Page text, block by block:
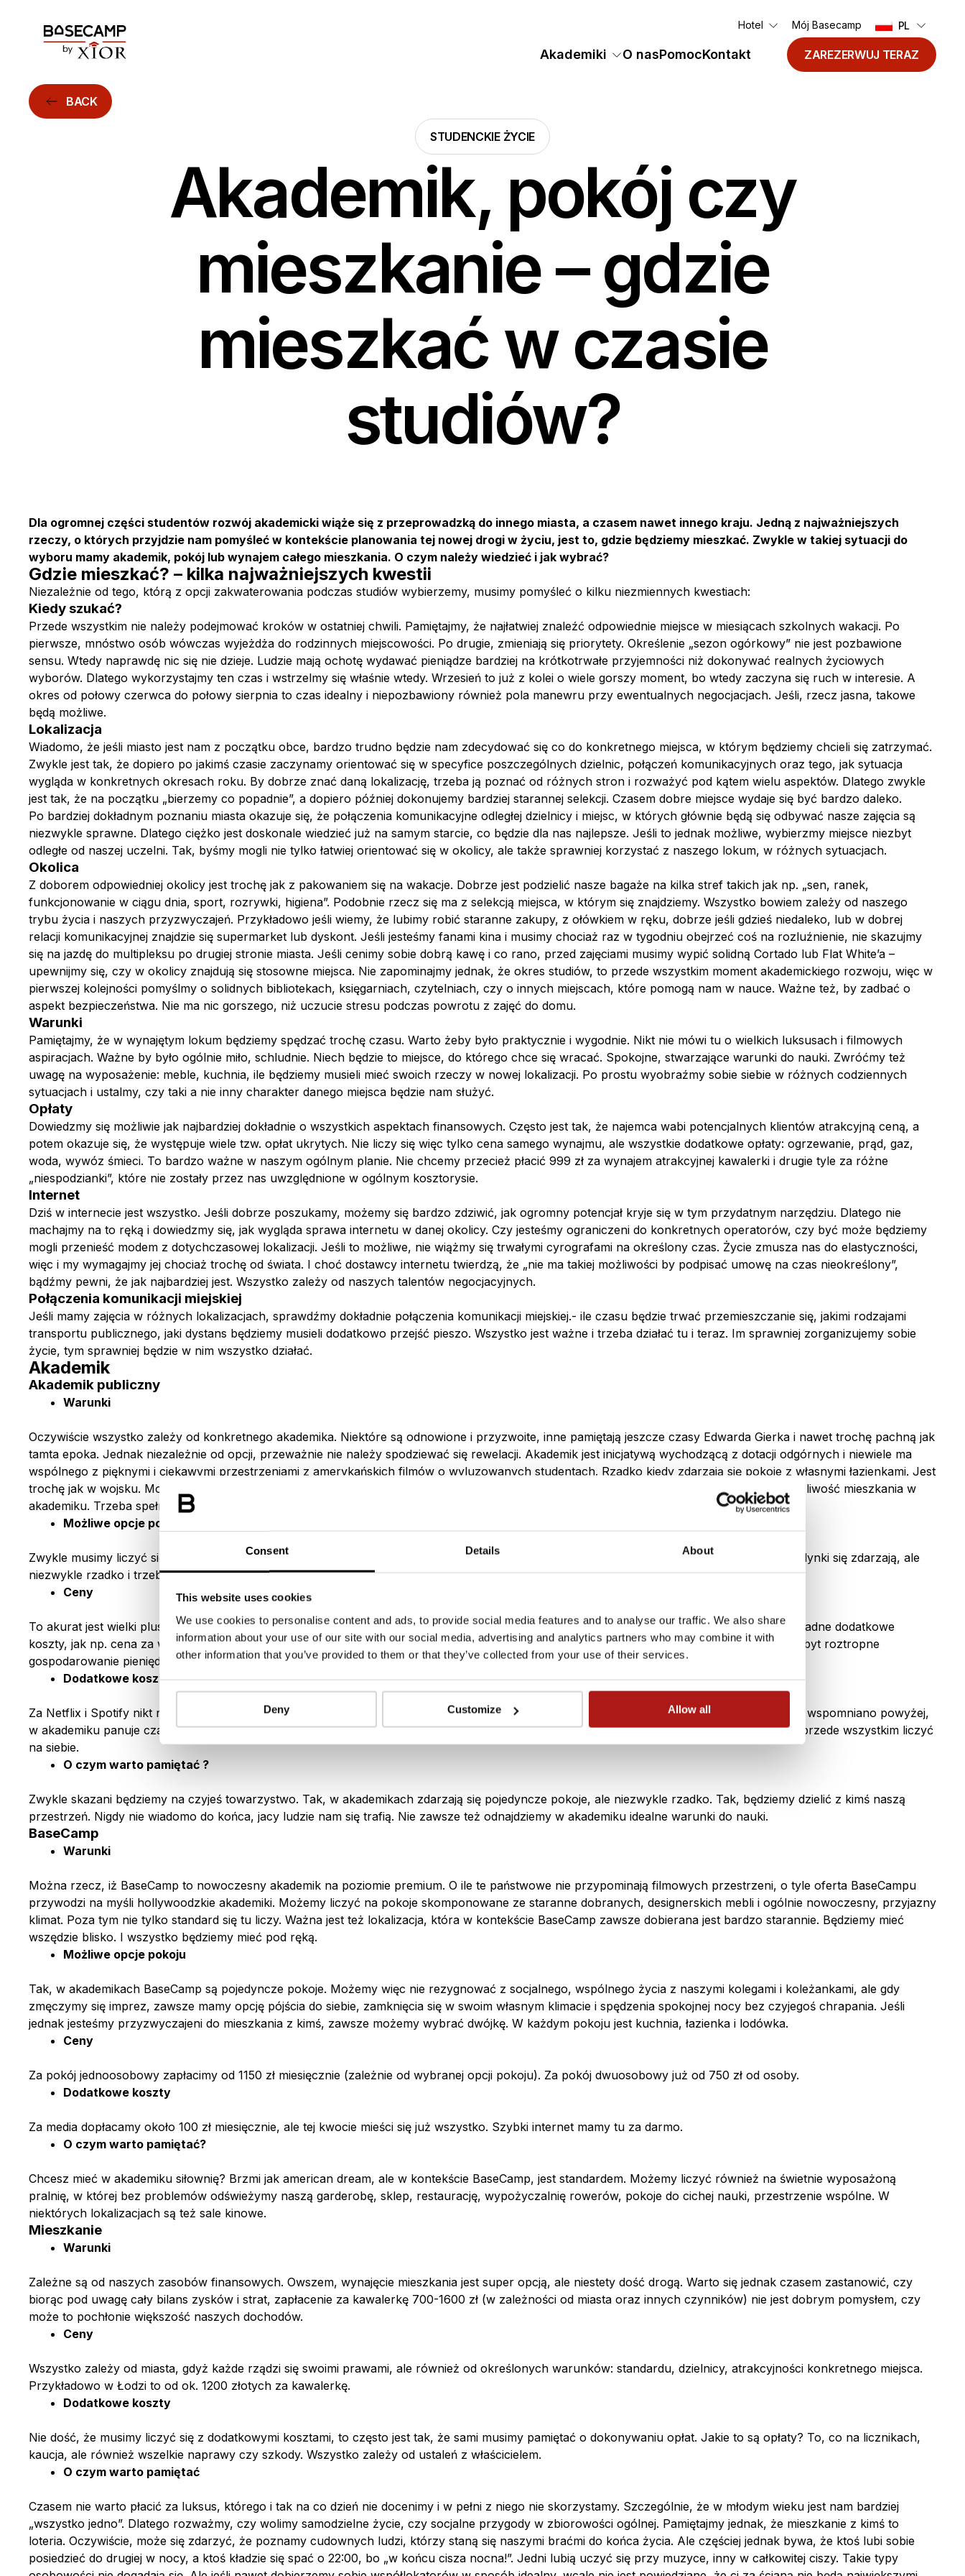
Consent Details About
This website uses cookies
We use cookies to personalise content and ads, to provide social media features and to analyse our traffic. We also share
information about your use of our site with our social media, advertising and analytics partners who may combine it with
other information that you’ve provided to them or that they’ve collected from your use of their services.
Deny Customize Allow all
Hotel Mój Basecamp PL
Akademiki O nasPomocKontakt ZAREZERWUJ TERAZ
Rezerwuj pokój
Wybierz rodzaj pobytu i wprowadź poniżej swoje dane, aby zarezerwować pokój.
Wybierz lokalizację
POLSKA
SWEDEN
Study term/semester*
Data rozpoczęcia
Liczba mieszkańców
Kod promocyjny
Wybierz lokalizację
Przyjazd*
Data rozpoczęcia
Odjazd*
Data zakończenia
Guests
Kod promocyjny
BACK
STUDENCKIE ŻYCIE
Akademik, pokój czy
mieszkanie – gdzie
mieszkać w czasie
studiów?
Dla ogromnej części studentów rozwój akademicki wiąże się z przeprowadzką do innego miasta, a czasem nawet innego kraju. Jedną z najważniejszych
rzeczy, o których przyjdzie nam pomyśleć w kontekście planowania tej nowej drogi w życiu, jest to, gdzie będziemy mieszkać. Zwykle w takiej sytuacji do
wyboru mamy akademik, pokój lub wynajem całego mieszkania. O czym należy wiedzieć i jak wybrać?
Gdzie mieszkać? – kilka najważniejszych kwestii
Niezależnie od tego, którą z opcji zakwaterowania podczas studiów wybierzemy, musimy pomyśleć o kilku niezmiennych kwestiach:
Kiedy szukać?
Przede wszystkim nie należy podejmować kroków w ostatniej chwili. Pamiętajmy, że najłatwiej znaleźć odpowiednie miejsce w miesiącach szkolnych wakacji. Po
pierwsze, mnóstwo osób wówczas wyjeżdża do rodzinnych miejscowości. Po drugie, zmieniają się priorytety. Określenie „sezon ogórkowy” nie jest pozbawione
sensu. Wtedy naprawdę nic się nie dzieje. Ludzie mają ochotę wydawać pieniądze bardziej na krótkotrwałe przyjemności niż dokonywać realnych życiowych
wyborów. Dlatego wykorzystajmy ten czas i wstrzelmy się właśnie wtedy. Wrzesień to już z kolei o wiele gorszy moment, bo wtedy zaczyna się ruch w interesie. A
okres od połowy czerwca do połowy sierpnia to czas idealny i niepozbawiony również pola manewru przy ewentualnych negocjacjach. Jeśli, rzecz jasna, takowe
będą możliwe.
Lokalizacja
Wiadomo, że jeśli miasto jest nam z początku obce, bardzo trudno będzie nam zdecydować się co do konkretnego miejsca, w którym będziemy chcieli się zatrzymać.
Zwykle jest tak, że dopiero po jakimś czasie zaczynamy orientować się w specyfice poszczególnych dzielnic, połączeń komunikacyjnych oraz tego, jak sytuacja
wygląda w konkretnych okresach roku. By dobrze znać daną lokalizację, trzeba ją poznać od różnych stron i rozważyć pod kątem wielu aspektów. Dlatego zwykle
jest tak, że na początku „bierzemy co popadnie”, a dopiero później dokonujemy bardziej starannej selekcji. Czasem dobre miejsce wydaje się być bardzo daleko.
Po bardziej dokładnym poznaniu miasta okazuje się, że połączenia komunikacyjne odległej dzielnicy i miejsc, w których głównie będą się odbywać nasze zajęcia są
niezwykle sprawne. Dlatego ciężko jest doskonale wiedzieć już na samym starcie, co będzie dla nas najlepsze. Jeśli to jednak możliwe, wybierzmy miejsce niezbyt
odległe od naszej uczelni. Tak, byśmy mogli nie tylko łatwiej orientować się w okolicy, ale także sprawniej korzystać z naszego lokum, w różnych sytuacjach.
Okolica
Z doborem odpowiedniej okolicy jest trochę jak z pakowaniem się na wakacje. Dobrze jest podzielić nasze bagaże na kilka stref takich jak np. „sen, ranek,
funkcjonowanie w ciągu dnia, sport, rozrywki, higiena”. Podobnie rzecz się ma z selekcją miejsca, w którym się znajdziemy. Wszystko bowiem zależy od naszego
trybu życia i naszych przyzwyczajeń. Przykładowo jeśli wiemy, że lubimy robić staranne zakupy, z ołówkiem w ręku, dobrze jeśli gdzieś niedaleko, lub w dobrej
relacji komunikacyjnej znajdzie się supermarket lub dyskont. Jeśli jesteśmy fanami kina i musimy chociaż raz w tygodniu obejrzeć coś na rozluźnienie, nie skazujmy
się na jazdę do multipleksu po drugiej stronie miasta. Jeśli cenimy sobie dobrą kawę i co rano, przed zajęciami musimy wypić solidną Cortado lub Flat White’a –
upewnijmy się, czy w okolicy znajdują się stosowne miejsca. Nie zapominajmy jednak, że okres studiów, to przede wszystkim moment akademickiego rozwoju, więc w
pierwszej kolejności pomyślmy o solidnych bibliotekach, księgarniach, czytelniach, czy o innych miejscach, które pomogą nam w nauce. Ważne też, by zadbać o
aspekt bezpieczeństwa. Nie ma nic gorszego, niż uczucie stresu podczas powrotu z zajęć do domu.
Warunki
Pamiętajmy, że w wynajętym lokum będziemy spędzać trochę czasu. Warto żeby było praktycznie i wygodnie. Nikt nie mówi tu o wielkich luksusach i filmowych
aspiracjach. Ważne by było ogólnie miło, schludnie. Niech będzie to miejsce, do którego chce się wracać. Spokojne, stwarzające warunki do nauki. Zwróćmy też
uwagę na wyposażenie: meble, kuchnia, ile będziemy musieli mieć swoich rzeczy w nowej lokalizacji. Po prostu wyobraźmy sobie siebie w różnych codziennych
sytuacjach i ustalmy, czy taki a nie inny charakter danego miejsca będzie nam służyć.
Opłaty
Dowiedzmy się możliwie jak najbardziej dokładnie o wszystkich aspektach finansowych. Często jest tak, że najemca wabi potencjalnych klientów atrakcyjną ceną, a
potem okazuje się, że występuje wiele tzw. opłat ukrytych. Nie liczy się więc tylko cena samego wynajmu, ale wszystkie dodatkowe opłaty: ogrzewanie, prąd, gaz,
woda, wywóz śmieci. To bardzo ważne w naszym ogólnym planie. Nie chcemy przecież płacić 999 zł za wynajem atrakcyjnej kawalerki i drugie tyle za różne
„niespodzianki”, które nie zostały przez nas uwzględnione w ogólnym kosztorysie.
Internet
Dziś w internecie jest wszystko. Jeśli dobrze poszukamy, możemy się bardzo zdziwić, jak ogromny potencjał kryje się w tym przydatnym narzędziu. Dlatego nie
machajmy na to ręką i dowiedzmy się, jak wygląda sprawa internetu w danej okolicy. Czy jesteśmy ograniczeni do konkretnych operatorów, czy być może będziemy
mogli przenieść modem z dotychczasowej lokalizacji. Jeśli to możliwe, nie wiążmy się trwałymi cyrografami na określony czas. Życie zmusza nas do elastyczności,
więc i my wymagajmy jej chociaż trochę od świata. I choć dostawcy internetu twierdzą, że „nie ma takiej możliwości by podpisać umowę na czas nieokreślony”,
bądźmy pewni, że jak najbardziej jest. Wszystko zależy od naszych talentów negocjacyjnych.
Połączenia komunikacji miejskiej
Jeśli mamy zajęcia w różnych lokalizacjach, sprawdźmy dokładnie połączenia komunikacji miejskiej.- ile czasu będzie trwać przemieszczanie się, jakimi rodzajami
transportu publicznego, jaki dystans będziemy musieli dodatkowo przejść pieszo. Wszystko jest ważne i trzeba działać tu i teraz. Im sprawniej zorganizujemy sobie
życie, tym sprawniej będzie w nim wszystko działać.
Akademik
Akademik publiczny
Warunki
Oczywiście wszystko zależy od konkretnego akademika. Niektóre są odnowione i przyzwoite, inne pamiętają jeszcze czasy Edwarda Gierka i nawet trochę pachną jak
tamta epoka. Jednak niezależnie od opcji, przeważnie nie należy spodziewać się rewelacji. Akademik jest inicjatywą wychodzącą z dotacji odgórnych i niewiele ma
wspólnego z pięknymi i ciekawymi przestrzeniami z amerykańskich filmów o wyluzowanych studentach. Rzadko kiedy zdarzają się pokoje z własnymi łazienkami. Jest
trochę jak w wojsku. Może nie aż tak surowo, ale jednak pewne asocjacje występują. Warto też wiedzieć, że nie każdy, z miejsca dostanie możliwość mieszkania w
akademiku. Trzeba spełnić cały szereg warunków.
Możliwe opcje pokoju
Zwykle musimy liczyć się z faktem, że będziemy musieli dzielić z kimś naszą przestrzeń. Pokoje 2-3 osobowe. Tak zwyczajnie jest i koniec. Jedynki się zdarzają, ale
niezwykle rzadko i trzeba za nie płacić więcej.
Ceny
To akurat jest wielki plus mieszkania w akademiku. Po pierwsze jest to chyba najtańsza opcja w czasie studiów, po drugie- nie obchodzą nas żadne dodatkowe
koszty, jak np. cena za wodę, gaz, ogrzewanie, wywóz śmieci. Zwykle też w akademiku jest internet. A gdyby nagle okazało się, że przez niezbyt roztropne
gospodarowanie pieniędzmi do końca miesiąca mamy tylko 2,30 zł, akademikowa brać z pewnością pomoże.
Dodatkowe koszty
Za Netflix i Spotify nikt nam nie będzie płacić. Podobnie rzecz się ma z jedzeniem. Sami musimy zapewnić sobie wikt i opierunek. Choć, jak już wspomniano powyżej,
w akademiku panuje czasem rodzinny klimat i ludzie potrafią wzajemnie sobie pomagać oraz dzielić się nie tylko przestrzenią. Musimy jednak przede wszystkim liczyć
na siebie.
O czym warto pamiętać ?
Zwykle skazani będziemy na czyjeś towarzystwo. Tak, w akademikach zdarzają się pojedyncze pokoje, ale niezwykle rzadko. Tak, będziemy dzielić z kimś naszą
przestrzeń. Nigdy nie wiadomo do końca, jacy ludzie nam się trafią. Nie zawsze też odnajdziemy w akademiku idealne warunki do nauki.
BaseCamp
Warunki
Można rzecz, iż BaseCamp to nowoczesny akademik na poziomie premium. O ile te państwowe nie przypominają filmowych przestrzeni, o tyle oferta BaseCampu
przywodzi na myśli hollywoodzkie akademiki. Możemy liczyć na pokoje skomponowane ze staranne dobranych, designerskich mebli i ogólnie nowoczesny, przyjazny
klimat. Poza tym nie tylko standard się tu liczy. Ważna jest też lokalizacja, która w kontekście BaseCamp zawsze dobierana jest bardzo starannie. Będziemy mieć
wszędzie blisko. I wszystko będziemy mieć pod ręką.
Możliwe opcje pokoju
Tak, w akademikach BaseCamp są pojedyncze pokoje. Możemy więc nie rezygnować z socjalnego, wspólnego życia z naszymi kolegami i koleżankami, ale gdy
zmęczymy się imprez, zawsze mamy opcję pójścia do siebie, zamknięcia się w swoim własnym klimacie i spędzenia spokojnej nocy bez czyjegoś chrapania. Jeśli
jednak jesteśmy przyzwyczajeni do mieszkania z kimś, zawsze możemy wybrać dwójkę. W każdym pokoju jest kuchnia, łazienka i lodówka.
Ceny
Za pokój jednoosobowy zapłacimy od 1150 zł miesięcznie (zależnie od wybranej opcji pokoju). Za pokój dwuosobowy już od 750 zł od osoby.
Dodatkowe koszty
Za media dopłacamy około 100 zł miesięcznie, ale tej kwocie mieści się już wszystko. Szybki internet mamy tu za darmo.
O czym warto pamiętać?
Chcesz mieć w akademiku siłownię? Brzmi jak american dream, ale w kontekście BaseCamp, jest standardem. Możemy liczyć również na świetnie wyposażoną
pralnię, w której bez problemów odświeżymy naszą garderobę, sklep, restaurację, wypożyczalnię rowerów, pokoje do cichej nauki, przestrzenie wspólne. W
niektórych lokalizacjach są też sale kinowe.
Mieszkanie
Warunki
Zależne są od naszych zasobów finansowych. Owszem, wynajęcie mieszkania jest super opcją, ale niestety dość drogą. Warto się jednak czasem zastanowić, czy
biorąc pod uwagę cały bilans zysków i strat, zapłacenie za kawalerkę 700-1600 zł (w zależności od miasta oraz innych czynników) nie jest dobrym pomysłem, czy
może to pochłonie większość naszych dochodów.
Ceny
Wszystko zależy od miasta, gdyż każde rządzi się swoimi prawami, ale również od określonych warunków: standardu, dzielnicy, atrakcyjności konkretnego miejsca.
Przykładowo w Łodzi to od ok. 1200 złotych za kawalerkę.
Dodatkowe koszty
Nie dość, że musimy liczyć się z dodatkowymi kosztami, to często jest tak, że sami musimy pamiętać o dokonywaniu opłat. Jakie to są opłaty? To, co na licznikach,
kaucja, ale również wszelkie naprawy czy szkody. Wszystko zależy od ustaleń z właścicielem.
O czym warto pamiętać
Czasem nie warto płacić za luksus, którego i tak na co dzień nie docenimy i w pełni z niego nie skorzystamy. Szczególnie, że w młodym wieku jest nam bardziej
„wszystko jedno”. Dlatego rozważmy, czy wolimy samodzielne życie, czy socjalne przygody w zbiorowości ogólnej. Pamiętajmy jednak, że mieszkanie z kimś to
loteria. Oczywiście, może się zdarzyć, że poznamy cudownych ludzi, którzy staną się naszymi braćmi do końca życia. Ale częściej jednak bywa, że ktoś lubi sobie
posiedzieć do drugiej w nocy, a ktoś kładzie się spać o 22:00, bo „w końcu cisza nocna!”. Jedni lubią uczyć się przy muzyce, inny w całkowitej ciszy. Takie typy